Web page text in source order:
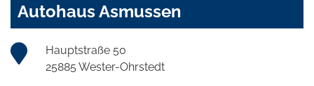
Autohaus Asmussen
Hauptstraße 50
25885 Wester-Ohrstedt